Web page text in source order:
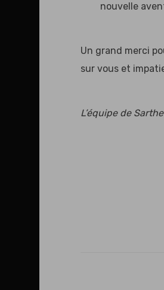
nouvelle
Un grand merci
sur vous et
L’équipe de